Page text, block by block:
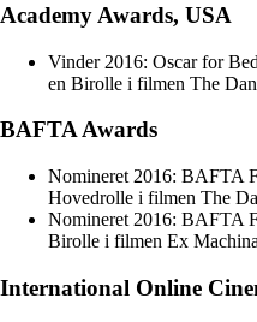
Academy Awards, USA
Vinder 2016: Oscar for
en Birolle i filmen The
BAFTA Awards
Nomineret 2016: BAFTA
Hovedrolle i filmen The
Nomineret 2016: BAFTA
Birolle i filmen Ex Machina
International Online